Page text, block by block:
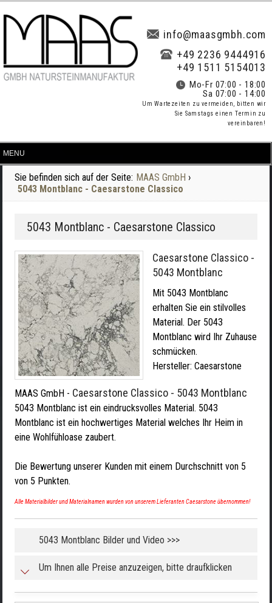
info@maasgmbh.com
+49 2236 9444916
+49 1511 5154013
Mo-Fr 07:00 - 18:00
Sa 07:00 - 14:00
Um Wartezeiten zu vermeiden, bitten wir
Sie Samstags einen Termin zu
vereinbaren!
Sie befinden sich auf der Seite: MAAS GmbH ›
5043 Montblanc - Caesarstone Classico
5043 Montblanc - Caesarstone Classico
Caesarstone Classico -
5043 Montblanc
Mit 5043 Montblanc
erhalten Sie ein stilvolles
Material. Der 5043
Montblanc wird Ihr Zuhause
schmücken.
Hersteller: Caesarstone
MAAS GmbH - Caesarstone Classico - 5043 Montblanc
5043 Montblanc ist ein eindrucksvolles Material. 5043
Montblanc ist ein hochwertiges Material welches Ihr Heim in
eine Wohlfühloase zaubert.
Die Bewertung unserer Kunden mit einem Durchschnitt von 5
von 5 Punkten.
Alle Materialbilder und Materialnamen wurden von unserem Lieferanten Caesarstone übernommen!
5043 Montblanc Bilder und Video >>>
Um Ihnen alle Preise anzuzeigen, bitte draufklicken